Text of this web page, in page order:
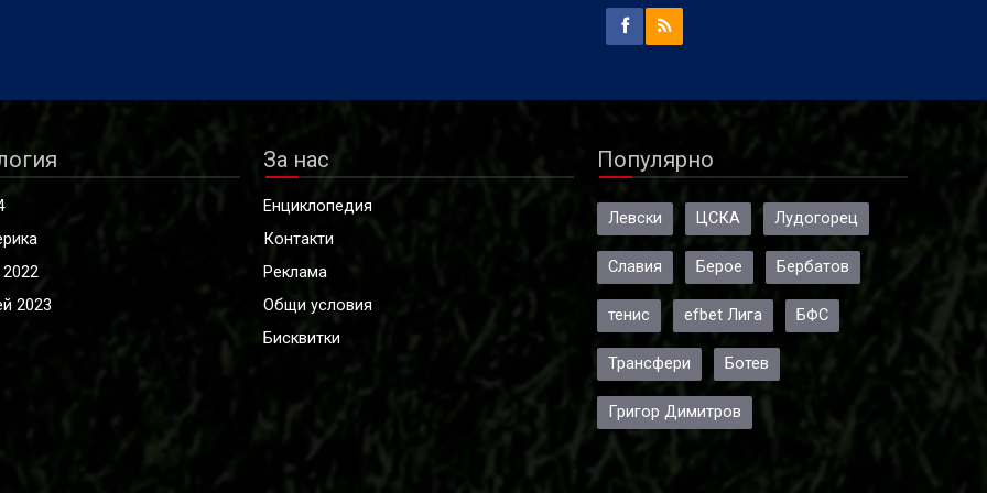
2023
За нас
Енциклопедия
Контакти
Реклама
Общи условия
Бисквитки
Популярно
Левски ЦСКА Лудогорец
Славия Берое Бербатов
тенис efbet Лига БФС
Трансфери Ботев
Григор Димитров